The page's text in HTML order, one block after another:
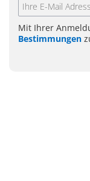
Mit Ihrer
Bestimmungen